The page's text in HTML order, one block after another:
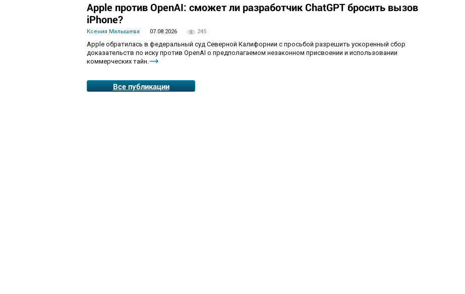
Apple против OpenAI: сможет ли разработчик ChatGPT бросить вызов
iPhone?
Ксения Малышева 07.08.2026 245
Apple обратилась в федеральный суд Северной Калифорнии с просьбой разрешить ускоренный сбор
доказательств по иску против OpenAI о предполагаемом незаконном присвоении и использовании
коммерческих тайн.
Все публикации